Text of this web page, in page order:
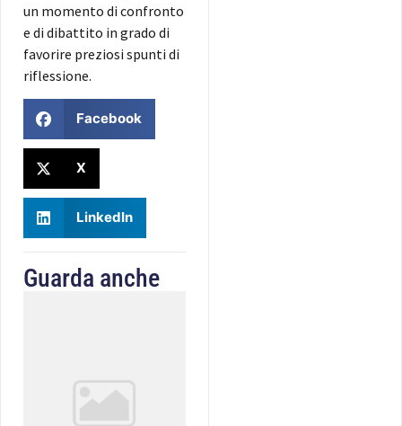
un momento di confronto
e di dibattito in grado di
favorire preziosi spunti di
riflessione.
Facebook
X
LinkedIn
Guarda anche